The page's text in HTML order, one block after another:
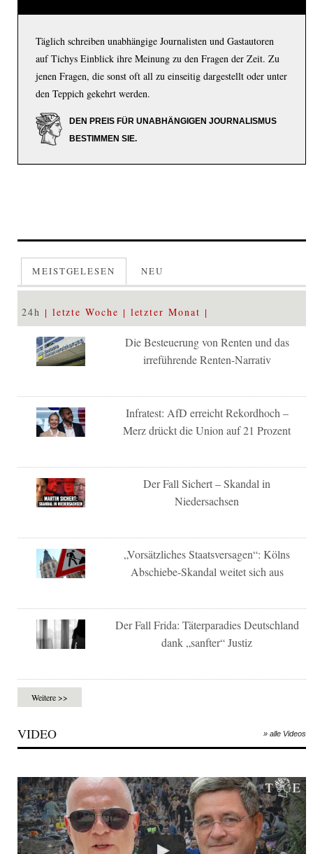
Täglich schreiben unabhängige Journalisten und Gastautoren
auf Tichys Einblick ihre Meinung zu den Fragen der Zeit. Zu
jenen Fragen, die sonst oft all zu einseitig dargestellt oder unter
den Teppich gekehrt werden.
DEN PREIS FÜR UNABHÄNGIGEN JOURNALISMUS
BESTIMMEN SIE.
MEISTGELESEN NEU
24h letzte Woche letzter Monat
Die Besteuerung von Renten und das
irreführende Renten-Narrativ
Infratest: AfD erreicht Rekordhoch –
Merz drückt die Union auf 21 Prozent
Der Fall Sichert – Skandal in
Niedersachsen
„Vorsätzliches Staatsversagen“: Kölns
Abschiebe-Skandal weitet sich aus
Der Fall Frida: Täterparadies Deutschland
dank „sanfter“ Justiz
Weitere >>
VIDEO » alle Videos